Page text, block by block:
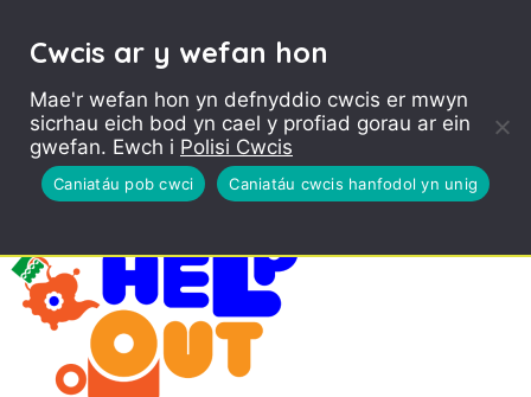
Cwcis ar y wefan hon
Mae'r wefan hon yn defnyddio cwcis er mwyn
sicrhau eich bod yn cael y profiad gorau ar ein
gwefan. Ewch i Polisi Cwcis
Caniatáu pob cwci Caniatáu cwcis hanfodol yn unig